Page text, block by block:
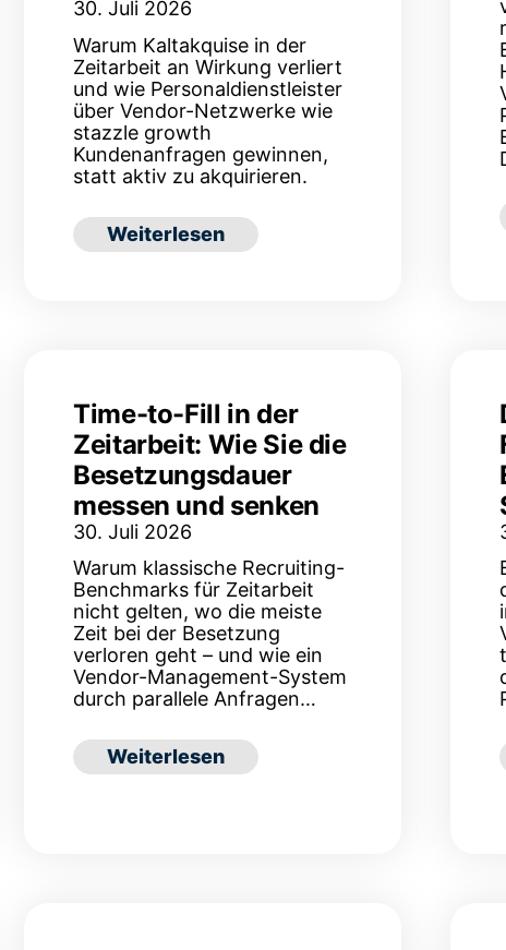
für Einsatzbetriebe
30. Juli 2026
Warum Kaltakquise in der
Zeitarbeit an Wirkung verliert
und wie Personaldienstleister
über Vendor-Netzwerke wie
stazzle growth
Kundenanfragen gewinnen,
statt aktiv zu akquirieren.
Weiterlesen
: Wie Personaldienstleister ohne
der Pflege? Eine ehrliche Kosten-Nutzen-
Time-to-Fill in der
Zeitarbeit: Wie Sie die
Besetzungsdauer
messen und senken
30. Juli 2026
Warum klassische Recruiting-
Benchmarks für Zeitarbeit
nicht gelten, wo die meiste
Zeit bei der Besetzung
verloren geht – und wie ein
Vendor-Management-System
durch parallele Anfragen…
Weiterlesen
: Time-to-Fill in der Zeitarbeit: Wie Sie